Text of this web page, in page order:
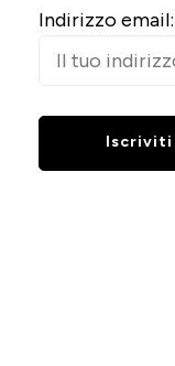
Indirizzo email: